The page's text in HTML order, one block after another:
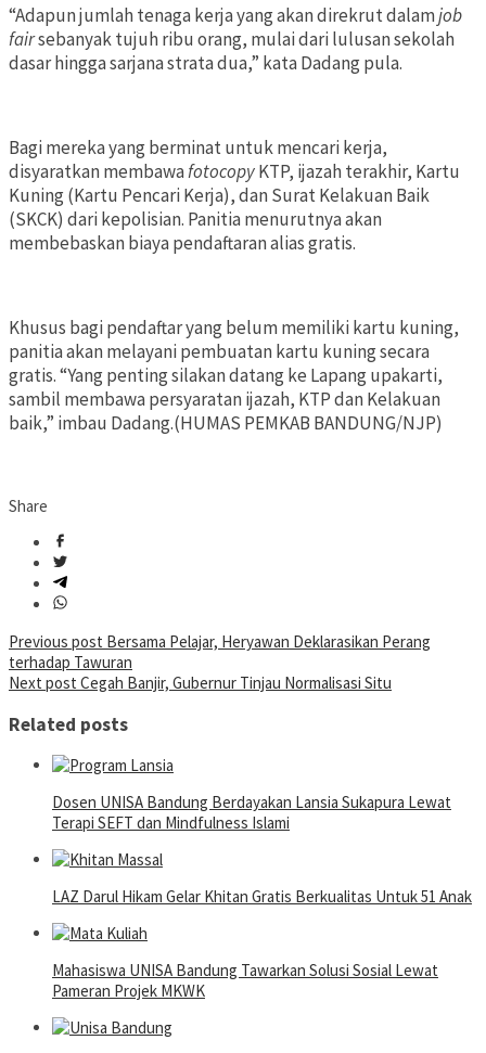
“Adapun jumlah tenaga kerja yang akan direkrut dalamjob
fairsebanyak tujuh ribu orang, mulai dari lulusan sekolah
dasar hingga sarjana strata dua,” kata Dadang pula.
Bagi mereka yang berminat untuk mencari kerja,
disyaratkan membawafotocopyKTP, ijazah terakhir, Kartu
Kuning (Kartu Pencari Kerja), dan Surat Kelakuan Baik
(SKCK) dari kepolisian. Panitia menurutnya akan
membebaskan biaya pendaftaran alias gratis.
Khusus bagi pendaftar yang belum memiliki kartu kuning,
panitia akan melayani pembuatan kartu kuning secara
gratis. “Yang penting silakan datang ke Lapang upakarti,
sambil membawa persyaratan ijazah, KTP dan Kelakuan
baik,” imbau Dadang.(HUMAS PEMKAB BANDUNG/NJP)
Share
Post
navigation
Previous post Bersama Pelajar, Heryawan Deklarasikan Perang
terhadap Tawuran
Next post Cegah Banjir, Gubernur Tinjau Normalisasi Situ
Related posts
Dosen UNISA Bandung Berdayakan Lansia Sukapura Lewat
Terapi SEFT dan Mindfulness Islami
LAZ Darul Hikam Gelar Khitan Gratis Berkualitas Untuk 51 Anak
Mahasiswa UNISA Bandung Tawarkan Solusi Sosial Lewat
Pameran Projek MKWK